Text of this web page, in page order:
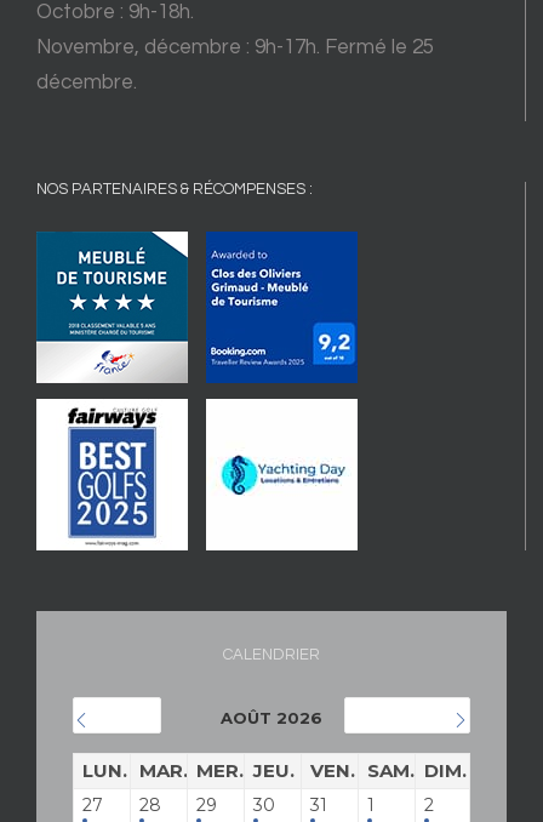
Octobre : 9h-18h.
Novembre, décembre : 9h-17h. Fermé le 25
décembre.
NOS PARTENAIRES & RÉCOMPENSES :
CALENDRIER
AOÛT 2026
LUN. MAR. MER. JEU. VEN. SAM. DIM.
27 28 29 30 31 1 2